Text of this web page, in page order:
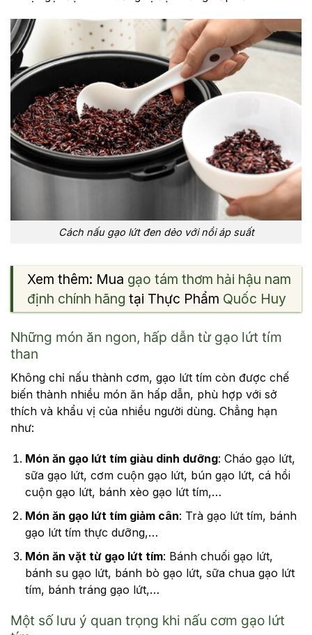
Cách nấu gạo lứt đen dẻo với nồi áp suất
Xem thêm: Mua gạo tám thơm hải hậu nam
định chính hãng tại Thực Phẩm Quốc Huy
Những món ăn ngon, hấp dẫn từ gạo lứt tím
than
Không chỉ nấu thành cơm, gạo lứt tím còn được chế
biến thành nhiều món ăn hấp dẫn, phù hợp với sở
thích và khẩu vị của nhiều người dùng. Chẳng hạn
như:
Món ăn gạo lứt tím giàu dinh dưỡng: Cháo gạo lứt,
sữa gạo lứt, cơm cuộn gạo lứt, bún gạo lứt, cá hồi
cuộn gạo lứt, bánh xèo gạo lứt tím,…
Món ăn gạo lứt tím giảm cân: Trà gạo lứt tím, bánh
gạo lứt tím thực dưỡng,…
Món ăn vặt từ gạo lứt tím: Bánh chuối gạo lứt,
bánh su gạo lứt, bánh bò gạo lứt, sữa chua gạo lứt
tím, bánh tráng gạo lứt,…
Một số lưu ý quan trọng khi nấu cơm gạo lứt